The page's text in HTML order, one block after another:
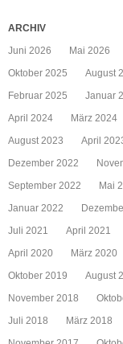
ARCHIV
Juni 2026
Mai 2026
Oktober 2025
August
Februar 2025
Januar
April 2024
März 2024
August 2023
April
Dezember 2022
September 2022
Mai
Januar 2022
Juli 2021
April 2021
April 2020
März 2020
Oktober 2019
August
November 2018
Juli 2018
März 2018